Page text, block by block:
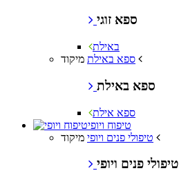
ספא זוגי
באילת
ספא באילת
ספא באילת
ספא אילת
טיפוח ויופי
טיפולי פנים ויופי
טיפולי פנים ויופי